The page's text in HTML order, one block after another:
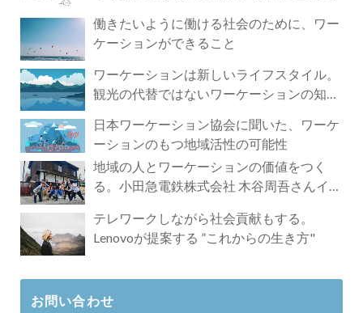
働きたいように働ける社会のために、ワー
ケーションができること
ワーケーションは新しいライフスタイル。
観光の代替ではないワーケーションの知ら
日本ワーケーション協会に聞いた、ワーケ
ーションのもつ地域活性の可能性
地域の人とワーケーションの価値をつく
る。小田急電鉄株式会社 木谷周吾さんイン
テレワークしながら社会貢献もする。
Lenovoが提案する ”これからの生き方"
お問い合わせ